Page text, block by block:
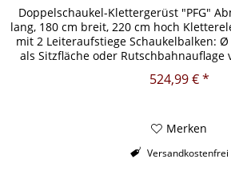
Doppelschaukel-Klettergerüst "PFG"
lang, 180 cm breit, 220 cm hoch
mit 2 Leiteraufstiege Schaukelbalken: Ø
als Sitzfläche oder Rutschbahnauflage
524,99 € *
Merken
Versandkostenfrei